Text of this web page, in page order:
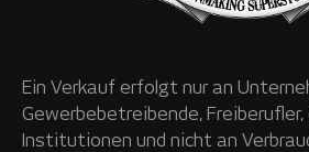
Ein Verkauf erfolgt nur an
Gewerbebetreibende,
Institutionen und nicht an